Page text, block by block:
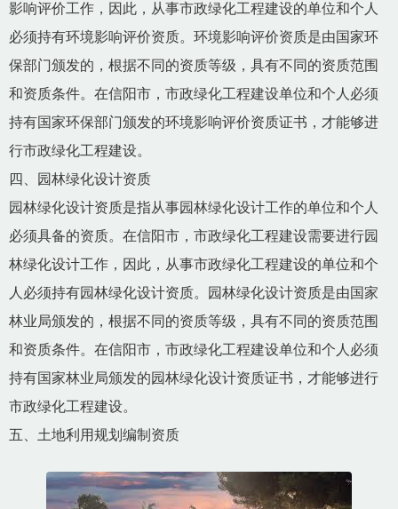
影响评价工作，因此，从事市政绿化工程建设的单位和个人
必须持有环境影响评价资质。环境影响评价资质是由国家环
保部门颁发的，根据不同的资质等级，具有不同的资质范围
和资质条件。在信阳市，市政绿化工程建设单位和个人必须
持有国家环保部门颁发的环境影响评价资质证书，才能够进
行市政绿化工程建设。
四、园林绿化设计资质
园林绿化设计资质是指从事园林绿化设计工作的单位和个人
必须具备的资质。在信阳市，市政绿化工程建设需要进行园
林绿化设计工作，因此，从事市政绿化工程建设的单位和个
人必须持有园林绿化设计资质。园林绿化设计资质是由国家
林业局颁发的，根据不同的资质等级，具有不同的资质范围
和资质条件。在信阳市，市政绿化工程建设单位和个人必须
持有国家林业局颁发的园林绿化设计资质证书，才能够进行
市政绿化工程建设。
五、土地利用规划编制资质